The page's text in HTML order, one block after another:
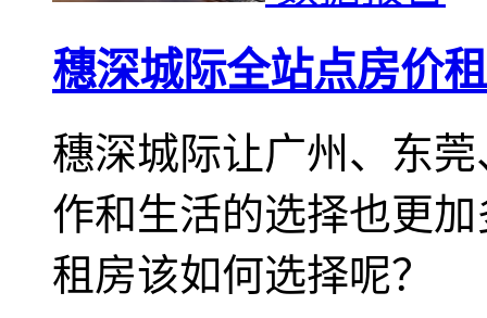
穗深城际全站点房价
穗深城际让广州、东
作和生活的选择也更
租房该如何选择呢？